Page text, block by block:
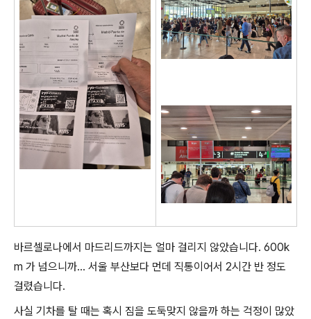
바르셀로나에서 마드리드까지는 얼마 걸리지 않았습니다. 600k
m 가 넘으니까... 서울 부산보다 먼데 직통이어서 2시간 반 정도
걸렸습니다.
사실 기차를 탈 때는 혹시 짐을 도둑맞지 않을까 하는 걱정이 많았